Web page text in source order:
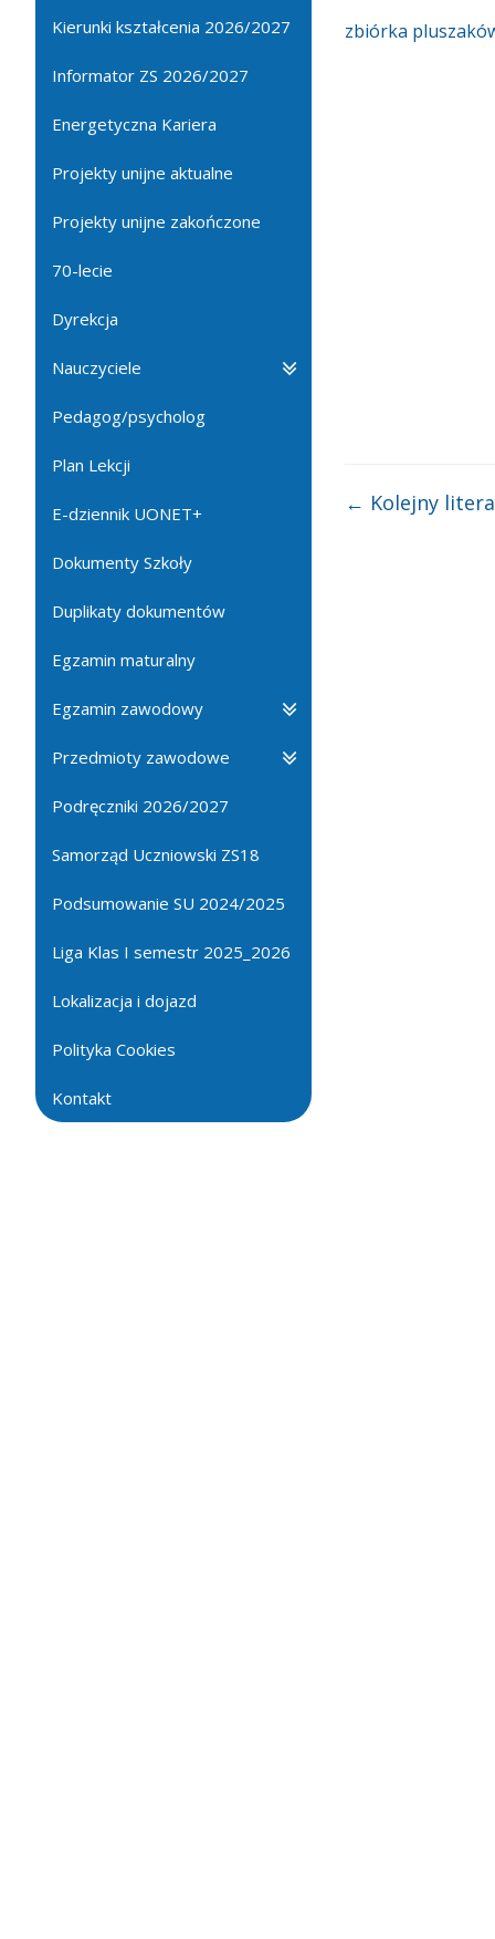
Kierunki kształcenia 2026/2027
Informator ZS 2026/2027
Energetyczna Kariera
Projekty unijne aktualne
Projekty unijne zakończone
70-lecie
Dyrekcja
Nauczyciele
Pedagog/psycholog
Plan Lekcji
E-dziennik UONET+
Dokumenty Szkoły
Duplikaty dokumentów
Egzamin maturalny
Egzamin zawodowy
Przedmioty zawodowe
Podręczniki 2026/2027
Samorząd Uczniowski ZS18
Podsumowanie SU 2024/2025
Liga Klas I semestr 2025_2026
Lokalizacja i dojazd
Polityka Cookies
Kontakt
zbiórka
← Kolejny